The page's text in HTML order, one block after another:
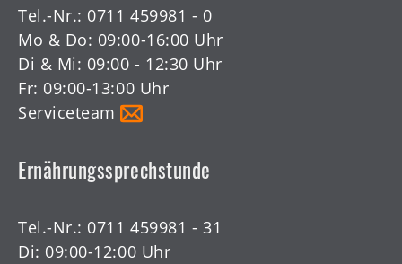
Tel.-Nr.: 0711 459981 - 0
Mo & Do: 09:00-16:00 Uhr
Di & Mi: 09:00 - 12:30 Uhr
Fr: 09:00-13:00 Uhr
Serviceteam
Ernährungssprechstunde
Tel.-Nr.: 0711 459981 - 31
Di: 09:00-12:00 Uhr